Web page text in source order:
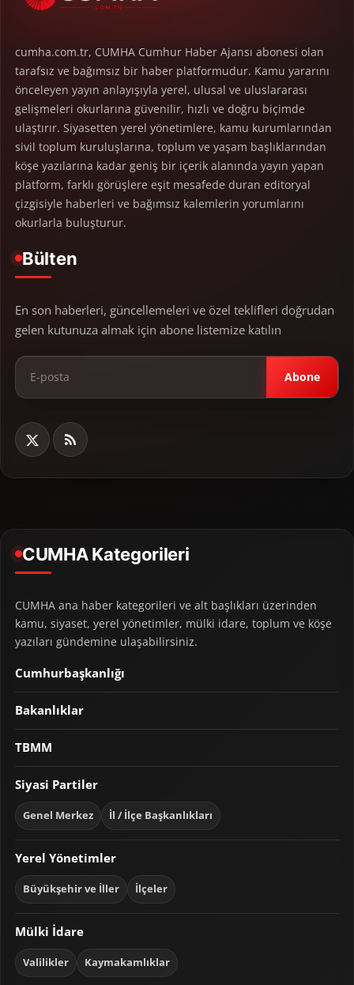
cumha.com.tr, CUMHA Cumhur Haber Ajansı abonesi olan
tarafsız ve bağımsız bir haber platformudur. Kamu yararını
önceleyen yayın anlayışıyla yerel, ulusal ve uluslararası
gelişmeleri okurlarına güvenilir, hızlı ve doğru biçimde
ulaştırır. Siyasetten yerel yönetimlere, kamu kurumlarından
sivil toplum kuruluşlarına, toplum ve yaşam başlıklarından
köşe yazılarına kadar geniş bir içerik alanında yayın yapan
platform, farklı görüşlere eşit mesafede duran editoryal
çizgisiyle haberleri ve bağımsız kalemlerin yorumlarını
okurlarla buluşturur.
Bülten
En son haberleri, güncellemeleri ve özel teklifleri doğrudan
gelen kutunuza almak için abone listemize katılın
Abone
CUMHA Kategorileri
CUMHA ana haber kategorileri ve alt başlıkları üzerinden
kamu, siyaset, yerel yönetimler, mülki idare, toplum ve köşe
yazıları gündemine ulaşabilirsiniz.
Cumhurbaşkanlığı
Bakanlıklar
TBMM
Siyasi Partiler
Genel Merkez İl / İlçe Başkanlıkları
Yerel Yönetimler
Büyükşehir ve İller İlçeler
Mülki İdare
Valilikler Kaymakamlıklar